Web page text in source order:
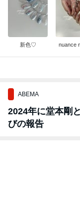
新色♡
ABEMA
2024年に堂本剛
びの報告